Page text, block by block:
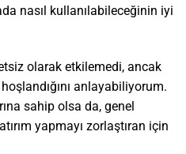
nasıl kullanılabileceğinin iyi
olarak etkilemedi, ancak
anlayabiliyorum.
sahip olsa da, genel
yapmayı zorlaştıran için